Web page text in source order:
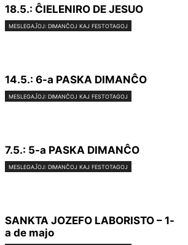
18.5.: ĈIELENIRO DE JESUO
MESLEGAĴOJ: DIMANĈOJ KAJ FESTOTAGOJ
14.5.: 6-a PASKA DIMANĈO
MESLEGAĴOJ: DIMANĈOJ KAJ FESTOTAGOJ
7.5.: 5-a PASKA DIMANĈO
MESLEGAĴOJ: DIMANĈOJ KAJ FESTOTAGOJ
SANKTA JOZEFO LABORISTO – 1-
a de majo